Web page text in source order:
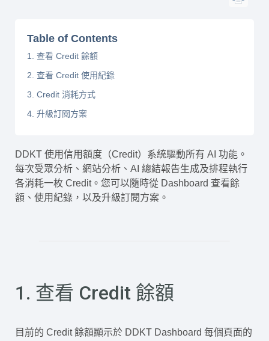
Table of Contents
1. 查看 Credit 餘額
2. 查看 Credit 使用紀錄
3. Credit 消耗方式
4. 升級訂閱方案
DDKT 使用信用額度（Credit）系統驅動所有 AI 功能。
每次受眾分析、網站分析、AI 總結報告生成及排程執行
各消耗一枚 Credit。您可以隨時從 Dashboard 查看餘
額、使用紀錄，以及升級訂閱方案。
1. 查看 Credit 餘額
目前的 Credit 餘額顯示於 DDKT Dashboard 每個頁面的